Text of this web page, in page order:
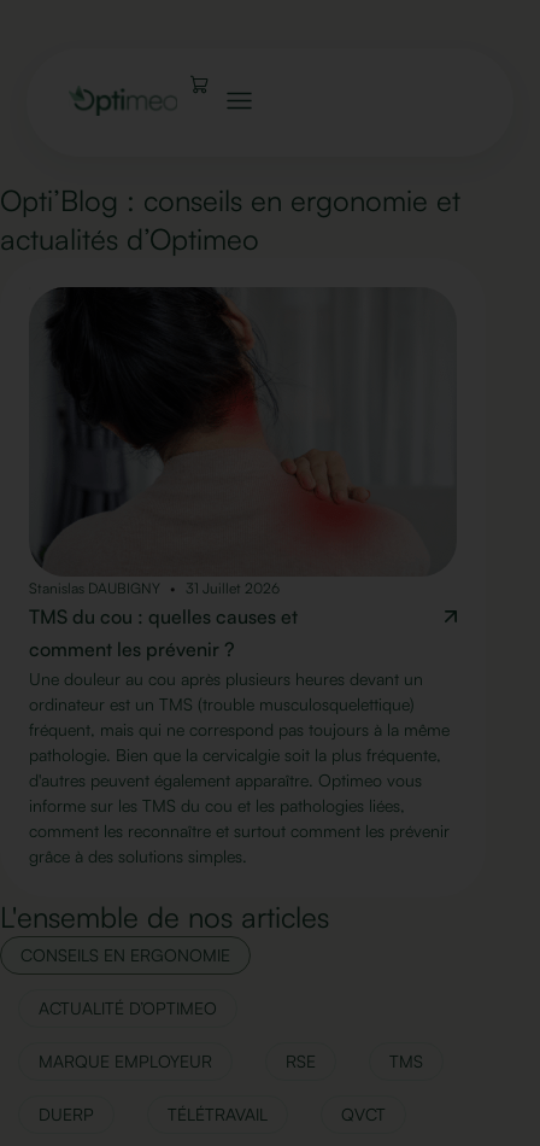
Opti’Blog : conseils en ergonomie et
actualités d’Optimeo
Stanislas DAUBIGNY 31 Juillet 2026
TMS du cou : quelles causes et
comment les prévenir ?
Une douleur au cou après plusieurs heures devant un
ordinateur est un TMS (trouble musculosquelettique)
fréquent, mais qui ne correspond pas toujours à la même
pathologie. Bien que la cervicalgie soit la plus fréquente,
d'autres peuvent également apparaître. Optimeo vous
informe sur les TMS du cou et les pathologies liées,
comment les reconnaître et surtout comment les prévenir
grâce à des solutions simples.
L'ensemble de nos articles
CONSEILS EN ERGONOMIE
ACTUALITÉ D’OPTIMEO
MARQUE EMPLOYEUR RSE TMS
DUERP TÉLÉTRAVAIL QVCT